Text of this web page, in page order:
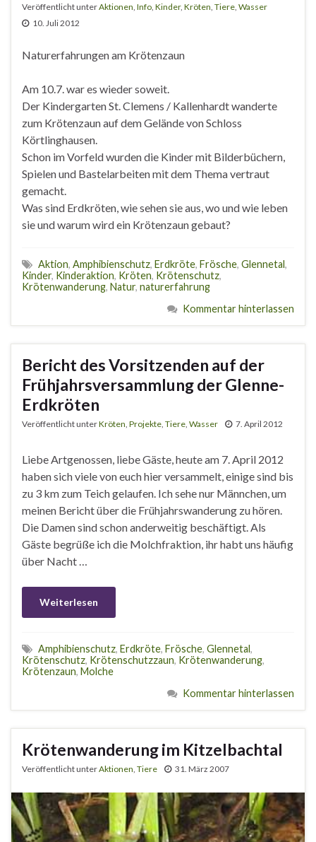
Veröffentlicht unterAktionen, Info, Kinder, Kröten, Tiere, Wasser
10. Juli 2012
Naturerfahrungen am Krötenzaun
Am 10.7. war es wieder soweit.
Der Kindergarten St. Clemens / Kallenhardt wanderte
zum Krötenzaun auf dem Gelände von Schloss
Körtlinghausen.
Schon im Vorfeld wurden die Kinder mit Bilderbüchern,
Spielen und Bastelarbeiten mit dem Thema vertraut
gemacht.
Was sind Erdkröten, wie sehen sie aus, wo und wie leben
sie und warum wird ein Krötenzaun gebaut?
Aktion, Amphibienschutz, Erdkröte, Frösche, Glennetal,
Kinder, Kinderaktion, Kröten, Krötenschutz,
Krötenwanderung, Natur, naturerfahrung
Kommentar hinterlassen
Bericht des Vorsitzenden auf der
Frühjahrsversammlung der Glenne-
Erdkröten
Veröffentlicht unterKröten, Projekte, Tiere, Wasser 7. April 2012
Liebe Artgenossen, liebe Gäste, heute am 7. April 2012
haben sich viele von euch hier versammelt, einige sind bis
zu 3 km zum Teich gelaufen. Ich sehe nur Männchen, um
meinen Bericht über die Frühjahrswanderung zu hören.
Die Damen sind schon anderweitig beschäftigt. Als
Gäste begrüße ich die Molchfraktion, ihr habt uns häufig
über Nacht …
Weiterlesen
Amphibienschutz, Erdkröte, Frösche, Glennetal,
Krötenschutz, Krötenschutzzaun, Krötenwanderung,
Krötenzaun, Molche
Kommentar hinterlassen
Krötenwanderung im Kitzelbachtal
Veröffentlicht unterAktionen, Tiere 31. März 2007